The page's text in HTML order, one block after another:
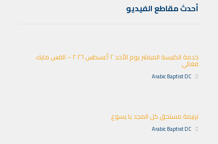
أحدث مقاطع الفيديو
خدمة الكنيسة المباشر يوم الأحد ٢ أغسطس ٢٠٢٦ – القس مايك
فغالي
Arabic Baptist DC
ترنيمة مستحق كل المجد يا يسوع
Arabic Baptist DC